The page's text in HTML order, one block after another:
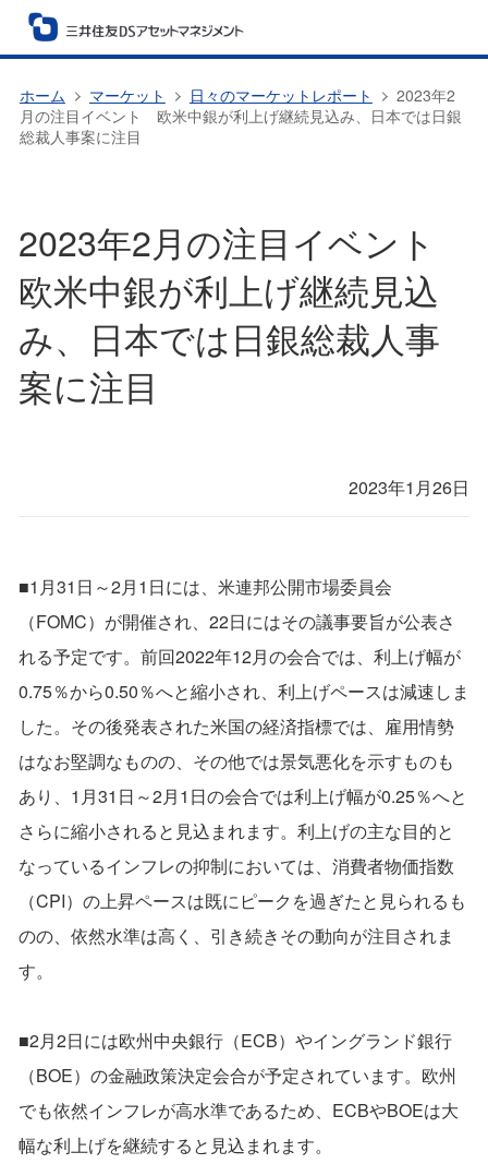
ホーム マーケット 日々のマーケットレポート
2023年2
月の注目イベント 欧米中銀が利上げ継続見込み、日本では日銀
総裁人事案に注目
2023年2月の注目イベント
欧米中銀が利上げ継続見込
み、日本では日銀総裁人事
案に注目
2023年1月26日
■1月31日～2月1日には、米連邦公開市場委員会
（FOMC）が開催され、22日にはその議事要旨が公表さ
れる予定です。前回2022年12月の会合では、利上げ幅が
0.75％から0.50％へと縮小され、利上げペースは減速しま
した。その後発表された米国の経済指標では、雇用情勢
はなお堅調なものの、その他では景気悪化を示すものも
あり、1月31日～2月1日の会合では利上げ幅が0.25％へと
さらに縮小されると見込まれます。利上げの主な目的と
なっているインフレの抑制においては、消費者物価指数
（CPI）の上昇ペースは既にピークを過ぎたと見られるも
のの、依然水準は高く、引き続きその動向が注目されま
す。
■2月2日には欧州中央銀行（ECB）やイングランド銀行
（BOE）の金融政策決定会合が予定されています。欧州
でも依然インフレが高水準であるため、ECBやBOEは大
幅な利上げを継続すると見込まれます。